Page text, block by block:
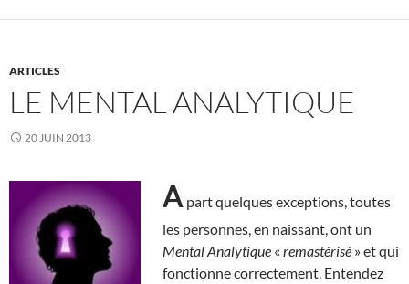
ARTICLES
LE MENTAL ANALYTIQUE
20 JUIN 2013
A part quelques exceptions, toutes
les personnes, en naissant, ont un
Mental Analytique « remastérisé » et qui
fonctionne correctement. Entendez